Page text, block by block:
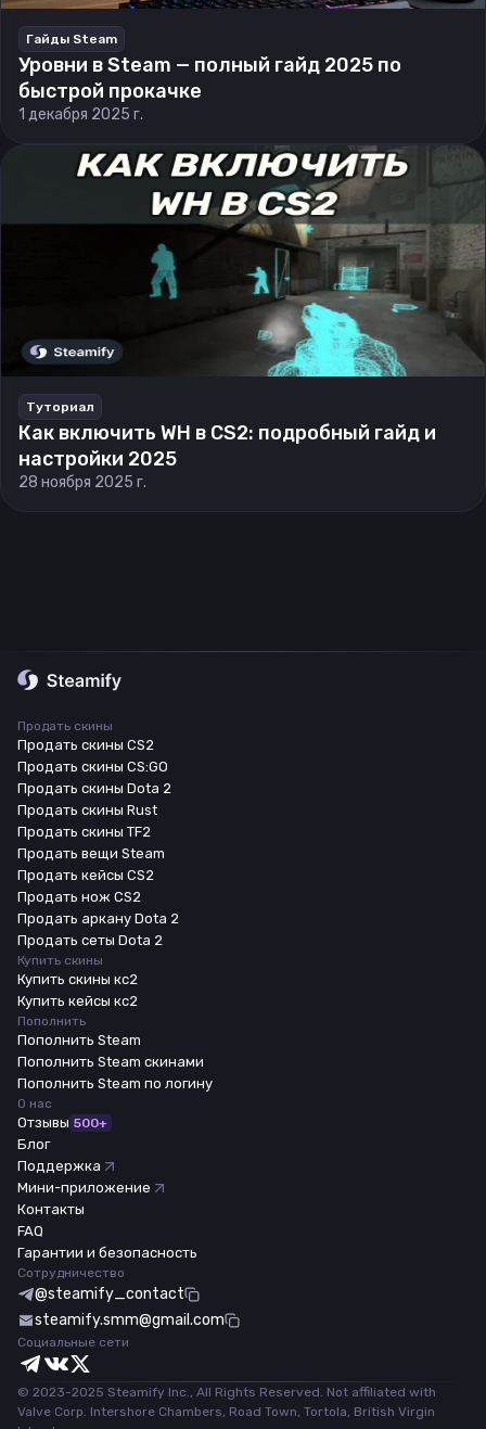
Гайды Steam
Уровни в Steam — полный гайд 2025 по
быстрой прокачке
1 декабря 2025 г.
Туториал
Как включить WH в CS2: подробный гайд и
настройки 2025
28 ноября 2025 г.
Продать скины
Продать скины CS2
Продать скины CS:GO
Продать скины Dota 2
Продать скины Rust
Продать скины TF2
Продать вещи Steam
Продать кейсы CS2
Продать нож CS2
Продать аркану Dota 2
Продать сеты Dota 2
Купить скины
Купить скины кс2
Купить кейсы кс2
Пополнить
Пополнить Steam
Пополнить Steam скинами
Пополнить Steam по логину
О нас
Отзывы 500+
Блог
Поддержка
Мини-приложение
Контакты
FAQ
Гарантии и безопасность
Сотрудничество
@steamify_contact
steamify.smm@gmail.com
Социальные сети
© 2023-2025 Steamify Inc., All Rights Reserved. Not affiliated with
Valve Corp. Intershore Chambers, Road Town, Tortola, British Virgin